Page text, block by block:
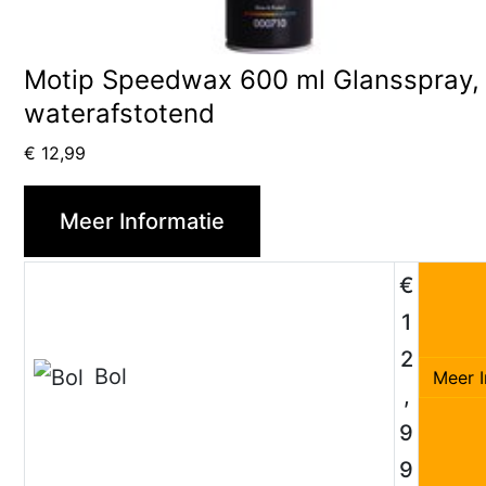
Motip Speedwax 600 ml Glansspray,
waterafstotend
€ 12,99
Meer Informatie
Bol
€
1
2
,
9
9
Meer